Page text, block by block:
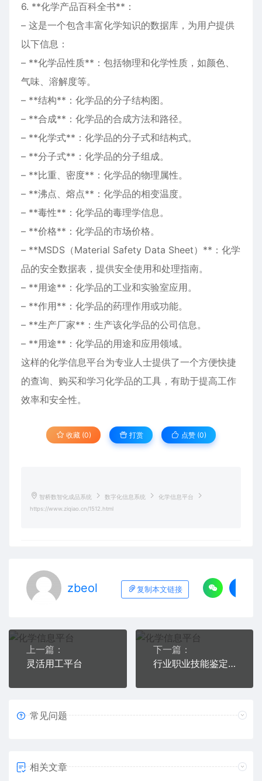
6. **化学产品百科全书**：
– 这是一个包含丰富化学知识的数据库，为用户提供
以下信息：
– **化学品性质**：包括物理和化学性质，如颜色、
气味、溶解度等。
– **结构**：化学品的分子结构图。
– **合成**：化学品的合成方法和路径。
– **化学式**：化学品的分子式和结构式。
– **分子式**：化学品的分子组成。
– **比重、密度**：化学品的物理属性。
– **沸点、熔点**：化学品的相变温度。
– **毒性**：化学品的毒理学信息。
– **价格**：化学品的市场价格。
– **MSDS（Material Safety Data Sheet）**：化学
品的安全数据表，提供安全使用和处理指南。
– **用途**：化学品的工业和实验室应用。
– **作用**：化学品的药理作用或功能。
– **生产厂家**：生产该化学品的公司信息。
– **用途**：化学品的用途和应用领域。
这样的化学信息平台为专业人士提供了一个方便快捷
的查询、购买和学习化学品的工具，有助于提高工作
效率和安全性。
收藏 (0) 打赏 点赞 (0)
智桥数智化成品系统 数字化信息系统
化学信息平台
https://www.ziqiao.cn/1512.html
zbeol 复制本文链接
上一篇：
灵活用工平台
下一篇：
行业职业技能鉴定管理系统
常见问题
相关文章